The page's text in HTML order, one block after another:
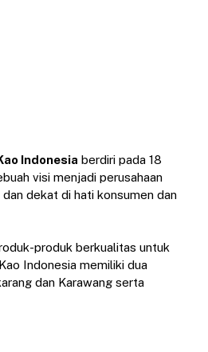
Indonesia berdiri pada 18
visi menjadi perusahaan
dekat di hati konsumen dan
produk berkualitas untuk
Indonesia memiliki dua
dan Karawang serta